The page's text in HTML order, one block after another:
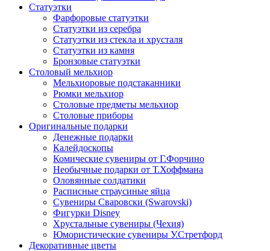
Статуэтки
Фарфоровые статуэтки
Статуэтки из серебра
Статуэтки из стекла и хрусталя
Статуэтки из камня
Бронзовые статуэтки
Столовый мельхиор
Мельхиоровые подстаканники
Рюмки мельхиор
Столовые предметы мельхиор
Столовые приборы
Оригинальные подарки
Денежные подарки
Калейдоскопы
Комические сувениры от Г.Форчино
Необычные подарки от Т.Хоффмана
Оловянные солдатики
Расписные страусиные яйца
Сувениры Сваровски (Swarovski)
Фигурки Disney
Хрустальные сувениры (Чехия)
Юмористические сувениры У.Стретфорд
Декоративные цветы